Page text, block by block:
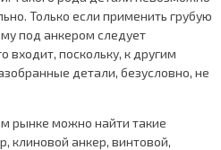
Только если применить грубую
под анкером следует
входит, поскольку, к другим
детали, безусловно, не
рынке можно найти такие
клиновой анкер, винтовой,